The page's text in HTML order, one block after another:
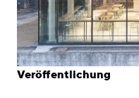
Journal
Awards
Veröffentlichung